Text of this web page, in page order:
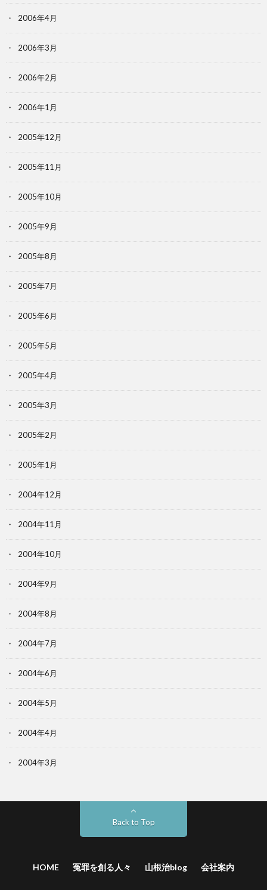
2006年4月
2006年3月
2006年2月
2006年1月
2005年12月
2005年11月
2005年10月
2005年9月
2005年8月
2005年7月
2005年6月
2005年5月
2005年4月
2005年3月
2005年2月
2005年1月
2004年12月
2004年11月
2004年10月
2004年9月
2004年8月
2004年7月
2004年6月
2004年5月
2004年4月
2004年3月
Back to Top
HOME 冤罪を創る人々 山根治blog 会社案内